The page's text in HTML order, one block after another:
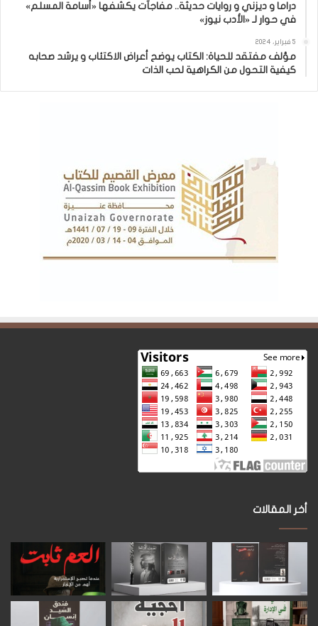
دراما و ديزني و روايات حديثة.. مفاجآت يكشفها «أسامة المسلم»
في حوار لـ «الأدب نيوز»
5 فبراير، 2024
مؤلف مفتقد للحياة: الكتاب يوضح أعراض الاكتئاب و يرشد صحابه
كيفية التحول من الكراهية لحب الذات
أخر المقالات